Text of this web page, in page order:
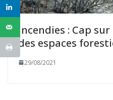
Incendies : Cap
des espaces
29/08/2021